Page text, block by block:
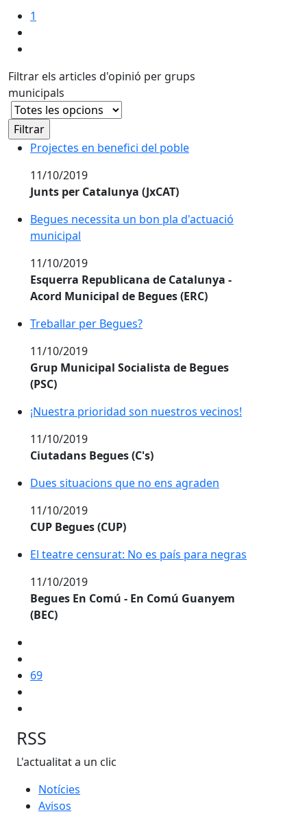
1
Filtrar els articles d'opinió per grups
municipals
Projectes en benefici del poble
11/10/2019
Junts per Catalunya (JxCAT)
Begues necessita un bon pla d'actuació
municipal
11/10/2019
Esquerra Republicana de Catalunya -
Acord Municipal de Begues (ERC)
Treballar per Begues?
11/10/2019
Grup Municipal Socialista de Begues
(PSC)
¡Nuestra prioridad son nuestros vecinos!
11/10/2019
Ciutadans Begues (C's)
Dues situacions que no ens agraden
11/10/2019
CUP Begues (CUP)
El teatre censurat: No es país para negras
11/10/2019
Begues En Comú - En Comú Guanyem
(BEC)
69
RSS
L'actualitat a un clic
Notícies
Avisos